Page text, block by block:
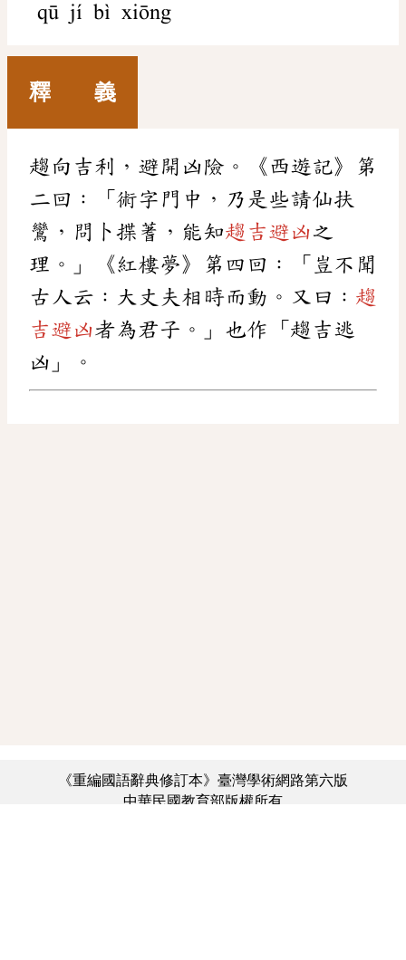
qū jí bì xiōng
釋 義
趨向吉利，避開凶險。《西遊記》第
二回：「術字門中，乃是些請仙扶
鸞，問卜揲蓍，能知趨吉避凶之
理。」《紅樓夢》第四回：「豈不聞
古人云：大丈夫相時而動。又曰： 趨
吉避凶者為君子。」也作「趨吉逃
凶」。
《重編國語辭典修訂本》臺灣學術網路第六版
中華民國教育部版權所有